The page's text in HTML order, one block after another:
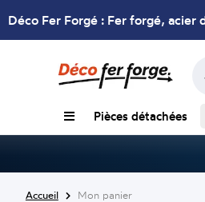
Déco Fer Forgé : Fer forgé,
Pièces détachées
Accueil Mon panier